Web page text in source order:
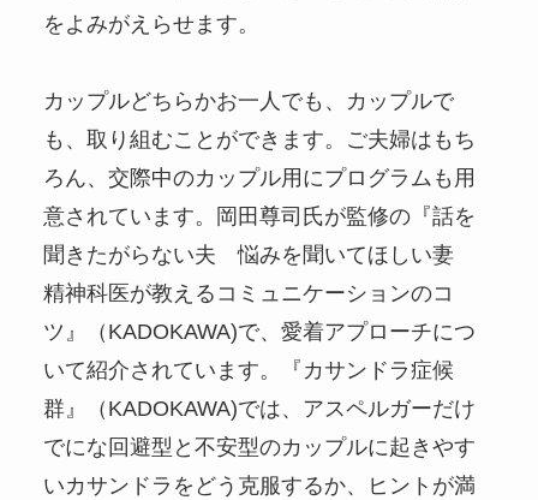
をよみがえらせます。
カップルどちらかお一人でも、カップルで
も、取り組むことができます。ご夫婦はもち
ろん、交際中のカップル用にプログラムも用
意されています。岡田尊司氏が監修の『話を
聞きたがらない夫 悩みを聞いてほしい妻
精神科医が教えるコミュニケーションのコ
ツ』（KADOKAWA)で、愛着アプローチにつ
いて紹介されています。『カサンドラ症候
群』（KADOKAWA)では、アスペルガーだけ
でにな回避型と不安型のカップルに起きやす
いカサンドラをどう克服するか、ヒントが満